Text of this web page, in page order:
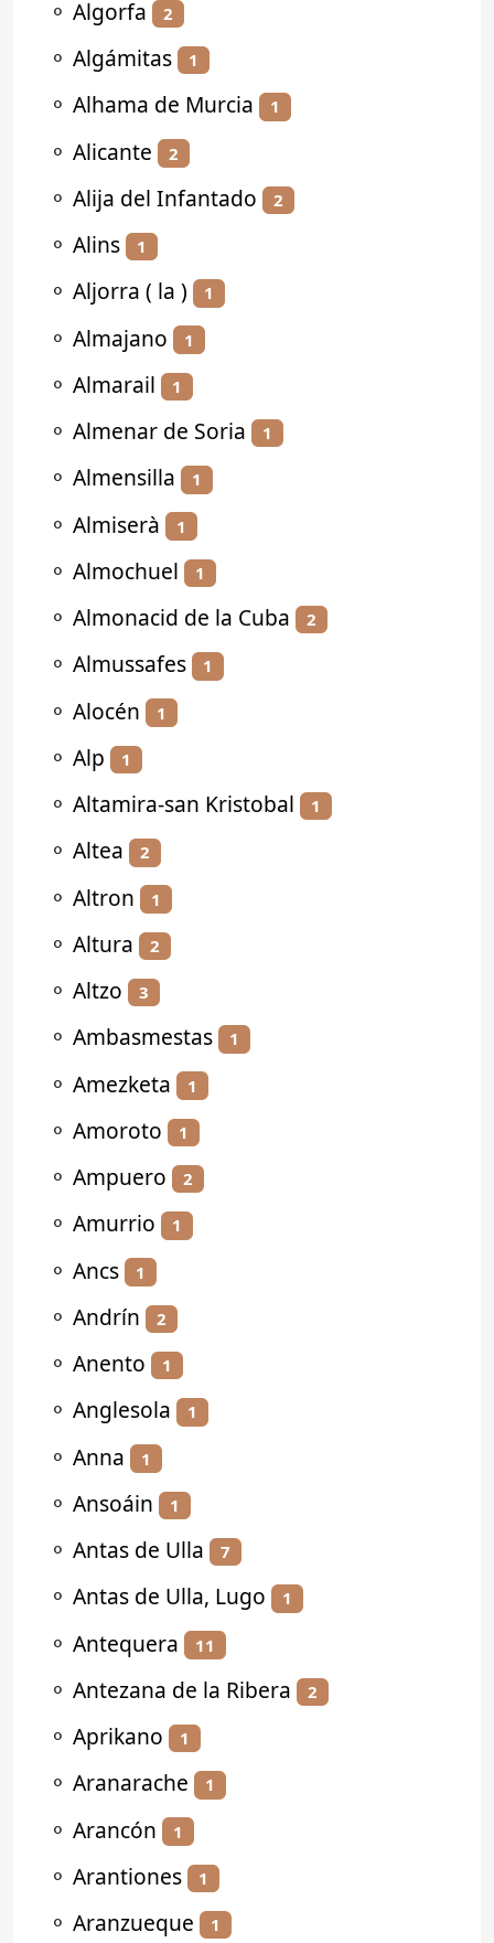
⚬ Algorfa 2
⚬ Algámitas 1
⚬ Alhama de Murcia 1
⚬ Alicante 2
⚬ Alija del Infantado 2
⚬ Alins 1
⚬ Aljorra ( la ) 1
⚬ Almajano 1
⚬ Almarail 1
⚬ Almenar de Soria 1
⚬ Almensilla 1
⚬ Almiserà 1
⚬ Almochuel 1
⚬ Almonacid de la Cuba 2
⚬ Almussafes 1
⚬ Alocén 1
⚬ Alp 1
⚬ Altamira-san Kristobal 1
⚬ Altea 2
⚬ Altron 1
⚬ Altura 2
⚬ Altzo 3
⚬ Ambasmestas 1
⚬ Amezketa 1
⚬ Amoroto 1
⚬ Ampuero 2
⚬ Amurrio 1
⚬ Ancs 1
⚬ Andrín 2
⚬ Anento 1
⚬ Anglesola 1
⚬ Anna 1
⚬ Ansoáin 1
⚬ Antas de Ulla 7
⚬ Antas de Ulla, Lugo 1
⚬ Antequera 11
⚬ Antezana de la Ribera 2
⚬ Aprikano 1
⚬ Aranarache 1
⚬ Arancón 1
⚬ Arantiones 1
⚬ Aranzueque 1